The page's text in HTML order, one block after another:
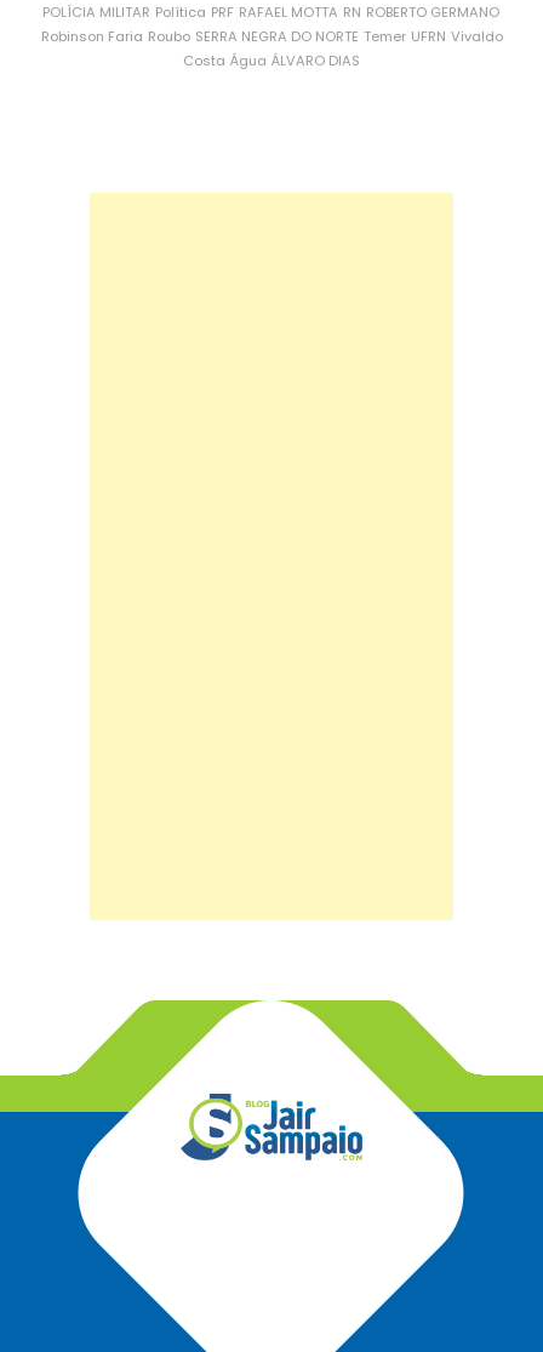
POLÍCIA MILITAR Política PRF RAFAEL MOTTA RN ROBERTO GERMANO
Robinson Faria Roubo SERRA NEGRA DO NORTE Temer UFRN Vivaldo
Costa Água ÁLVARO DIAS